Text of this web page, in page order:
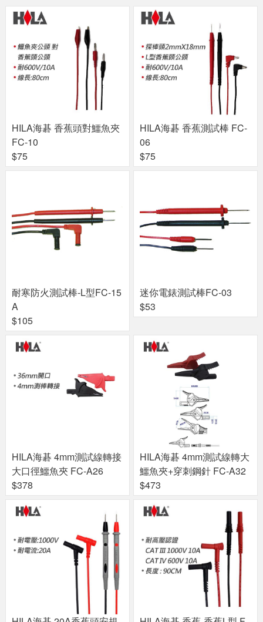
HILA海碁 香蕉頭對鱷魚夾
FC-10
$75
HILA海碁 香蕉測試棒 FC-
06
$75
耐寒防火測試棒-L型FC-15
A
$105
迷你電錶測試棒FC-03
$53
HILA海碁 4mm測試線轉接
大口徑鱷魚夾 FC-A26
$378
HILA海碁 4mm測試線轉大
鱷魚夾+穿刺鋼針 FC-A32
$473